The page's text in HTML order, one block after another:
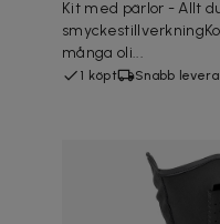
Kit med pärlor - Allt
många oli...
1 köpt Snabb